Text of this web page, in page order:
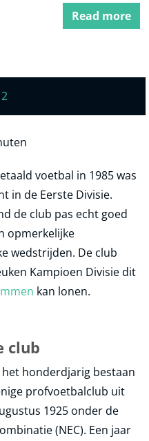
Read more
2
voetbal in 1985 was
in de Eerste Divisie.
de club pas echt goed
opmerkelijke
wedstrijden. De club
Kampioen Divisie dit
kan lonen.
club
het honderdjarig bestaan
profvoetbalclub uit
1925 onder de
(NEC). Een jaar